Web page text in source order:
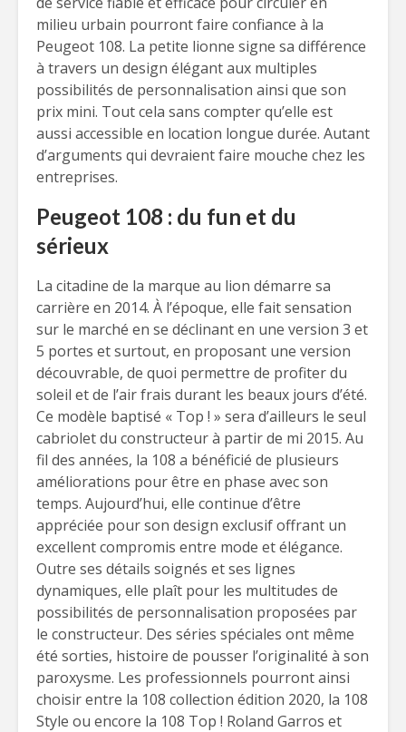
milieu urbain pourront faire confiance à la
Peugeot 108. La petite lionne signe sa différence
à travers un design élégant aux multiples
possibilités de personnalisation ainsi que son
prix mini. Tout cela sans compter qu’elle est
aussi accessible en location longue durée. Autant
d’arguments qui devraient faire mouche chez les
entreprises.
Peugeot 108 : du fun et du
sérieux
La citadine de la marque au lion démarre sa
carrière en 2014. À l’époque, elle fait sensation
sur le marché en se déclinant en une version 3 et
5 portes et surtout, en proposant une version
découvrable, de quoi permettre de profiter du
soleil et de l’air frais durant les beaux jours d’été.
Ce modèle baptisé « Top ! » sera d’ailleurs le seul
cabriolet du constructeur à partir de mi 2015. Au
fil des années, la 108 a bénéficié de plusieurs
améliorations pour être en phase avec son
temps. Aujourd’hui, elle continue d’être
appréciée pour son design exclusif offrant un
excellent compromis entre mode et élégance.
Outre ses détails soignés et ses lignes
dynamiques, elle plaît pour les multitudes de
possibilités de personnalisation proposées par
le constructeur. Des séries spéciales ont même
été sorties, histoire de pousser l’originalité à son
paroxysme. Les professionnels pourront ainsi
choisir entre la 108 collection édition 2020, la 108
Style ou encore la 108 Top ! Roland Garros et